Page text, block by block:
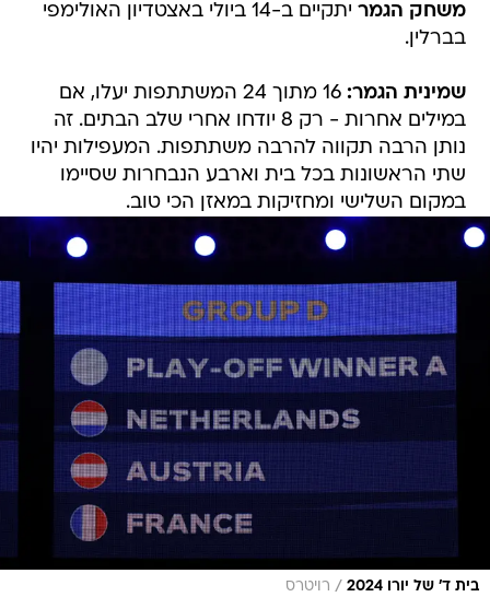
משחק הגמר
יתקיים ב-14 ביולי באצטדיון האולימפי
בברלין.
שמינית הגמר:
16 מתוך 24 המשתתפות יעלו, אם
במילים אחרות - רק 8 יודחו אחרי שלב הבתים. זה
נותן הרבה תקווה להרבה משתתפות. המעפילות יהיו
שתי הראשונות בכל בית וארבע הנבחרות שסיימו
במקום השלישי ומחזיקות במאזן הכי טוב.
בית ד' של יורו 2024 / רויטרס